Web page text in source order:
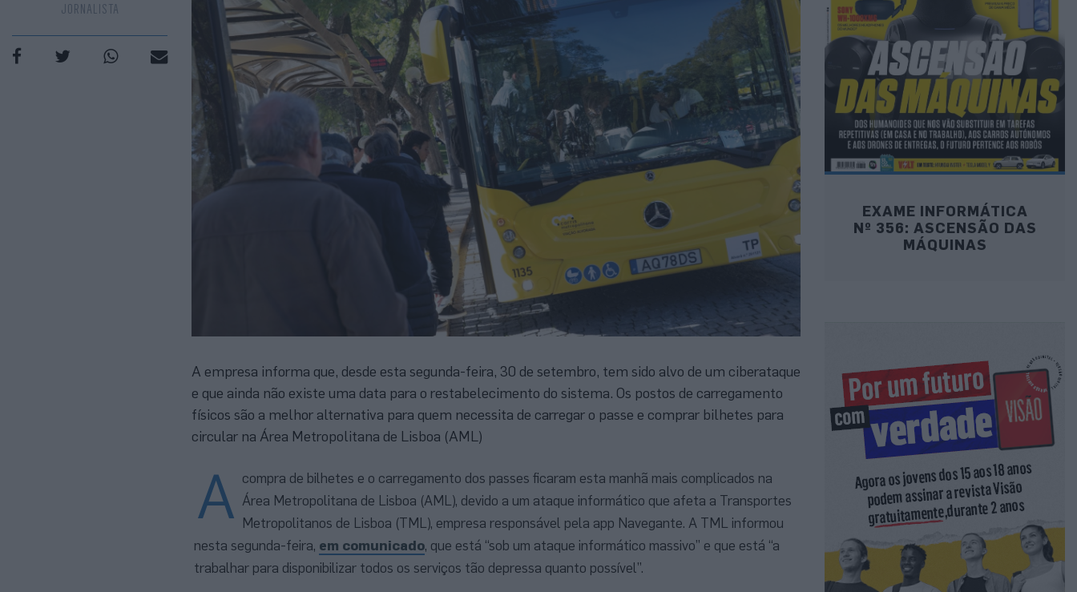
JORNALISTA
A empresa informa que, desde esta segunda-feira, 30 de setembro, tem sido alvo de um ciberataque
e que ainda não existe uma data para o restabelecimento do sistema. Os postos de carregamento
físicos são a melhor alternativa para quem necessita de carregar o passe e comprar bilhetes para
circular na Área Metropolitana de Lisboa (AML)
A compra de bilhetes e o carregamento dos passes ficaram esta manhã mais complicados na
Área Metropolitana de Lisboa (AML), devido a um ataque informático que afeta a Transportes
Metropolitanos de Lisboa (TML), empresa responsável pela app Navegante. A TML informou
nesta segunda-feira, em comunicado, que está “sob um ataque informático massivo” e que está “a
trabalhar para disponibilizar todos os serviços tão depressa quanto possível”.
EXAME INFORMÁTICA
Nº 356: ASCENSÃO DAS
MÁQUINAS